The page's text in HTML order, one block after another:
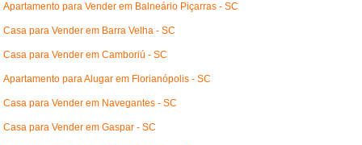
Apartamento para Vender em Balneário Piçarras - SC
Casa para Vender em Barra Velha - SC
Casa para Vender em Camboriú - SC
Apartamento para Alugar em Florianópolis - SC
Casa para Vender em Navegantes - SC
Casa para Vender em Gaspar - SC